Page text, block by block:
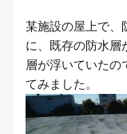
某施設の屋上で、
に、既存の防水層
層が浮いていたの
てみました。